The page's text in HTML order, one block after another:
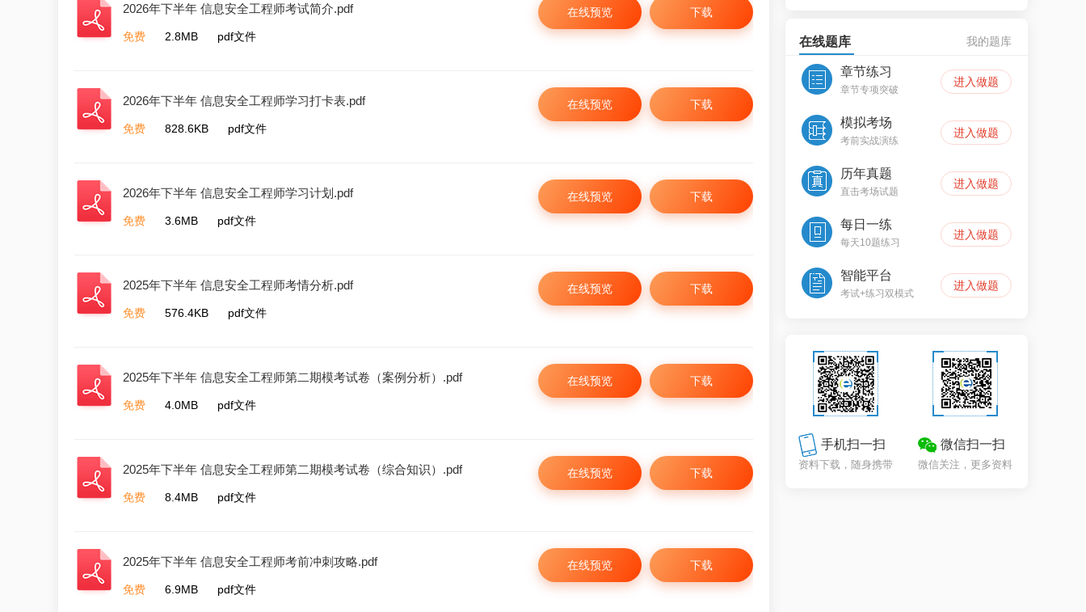
2026年下半年 信息安全工程师考试简介.pdf
免费 2.8MB pdf文件
下载
在线预览
2026年下半年 信息安全工程师学习打卡表.pdf
免费 828.6KB pdf文件
下载
在线预览
2026年下半年 信息安全工程师学习计划.pdf
免费 3.6MB pdf文件
下载
在线预览
2025年下半年 信息安全工程师考情分析.pdf
免费 576.4KB pdf文件
下载
在线预览
2025年下半年 信息安全工程师第二期模考试卷（案例分析）.pdf
免费 4.0MB pdf文件
下载
在线预览
2025年下半年 信息安全工程师第二期模考试卷（综合知识）.pdf
免费 8.4MB pdf文件
下载
在线预览
2025年下半年 信息安全工程师考前冲刺攻略.pdf
免费 6.9MB pdf文件
下载
在线预览
在线题库 我的题库
章节练习
章节专项突破
进入做题
模拟考场
考前实战演练
进入做题
历年真题
直击考场试题
进入做题
每日一练
每天10题练习
进入做题
智能平台
考试+练习双模式
进入做题
手机扫一扫
资料下载，随身携带
微信扫一扫
微信关注，更多资料